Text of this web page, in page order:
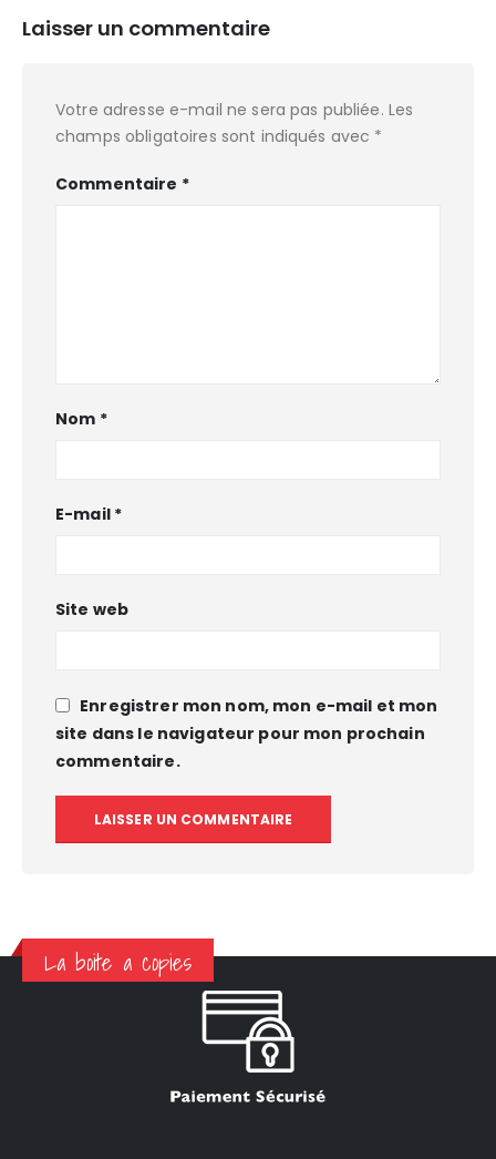
Laisser un commentaire
Votre adresse e-mail ne sera pas publiée. Les
champs obligatoires sont indiqués avec *
Commentaire *
Nom *
E-mail *
Site web
Enregistrer mon nom, mon e-mail et mon
site dans le navigateur pour mon prochain
commentaire.
La boite a copies